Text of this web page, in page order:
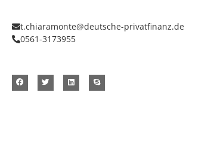
t.chiaramonte@deutsche-privatfinanz.de
0561-3173955